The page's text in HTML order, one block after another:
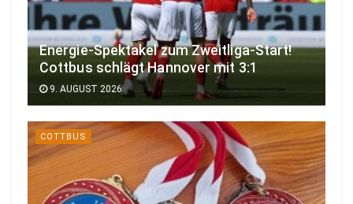
Energie-Spektakel zum Zweitliga-Start!
Cottbus schlägt Hannover mit 3:1
9. AUGUST 2026
COTTBUS